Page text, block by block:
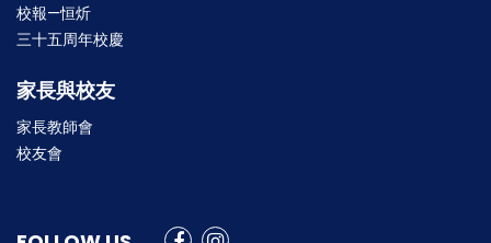
校報—恒炘
三十五周年校慶
家長與校友
家長教師會
校友會